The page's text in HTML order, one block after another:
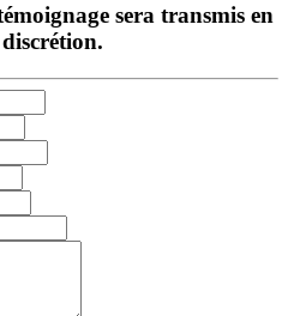
sera transmis en